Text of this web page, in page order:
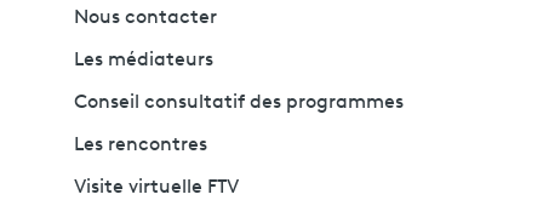
Nous contacter
Les médiateurs
Conseil consultatif des programmes
Les rencontres
Visite virtuelle FTV